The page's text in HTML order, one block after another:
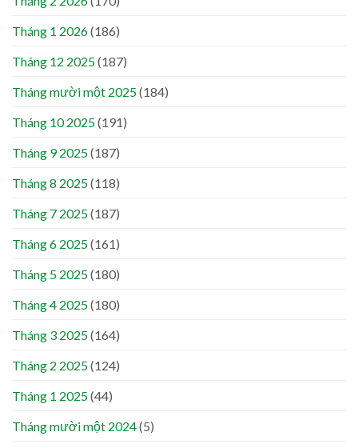
Tháng 1 2026(186)
Tháng 12 2025(187)
Tháng mười một 2025(184)
Tháng 10 2025(191)
Tháng 9 2025(187)
Tháng 8 2025(118)
Tháng 7 2025(187)
Tháng 6 2025(161)
Tháng 5 2025(180)
Tháng 4 2025(180)
Tháng 3 2025(164)
Tháng 2 2025(124)
Tháng 1 2025(44)
Tháng mười một 2024(5)